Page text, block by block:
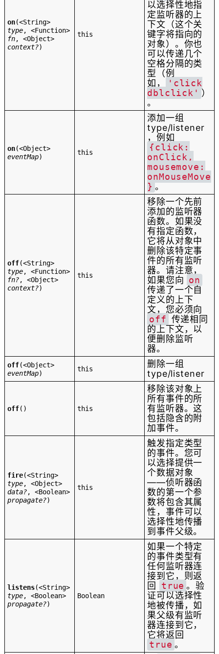
on(<String>
type, <Function>
fn, <Object>
context?)
this
以选择性地指
定监听器的上
下文（这个关
键字将指向的
对象）。你也
可以传递几个
空格分隔的类
型（例
如，
'click
dblclick' ）
。
on(<Object>
eventMap)
this
添加一组
type/listener
，例如
{click:
onClick,
mousemove:
onMouseMove
} 。
off(<String>
type, <Function>
fn?, <Object>
context?)
this
移除一个先前
添加的监听器
函数。如果没
有指定函数，
它将从对象中
删除该特定事
件的所有监听
器。请注意，
如果您向 on
传递了一个自
定义的上下
文，您必须向
off 传递相同
的上下文，以
便删除监听
器。
off(<Object>
eventMap)
this
删除一组
type/listener
off() this
移除该对象上
所有事件的所
有监听器。这
包括隐含的附
加事件。
fire(<String>
type, <Object>
data?, <Boolean>
propagate?)
this
触发指定类型
的事件。您可
以选择提供一
个数据对象
——侦听器函
数的第一个参
数将包含其属
性，事件可以
选择性地传播
到事件父级。
listens(<String>
type, <Boolean>
propagate?)
Boolean
如果一个特定
的事件类型有
任何监听器连
接到它，则返
回
true 。验
证可以选择性
地被传播，如
果父级有监听
器连接到它，
它将返回
true 。